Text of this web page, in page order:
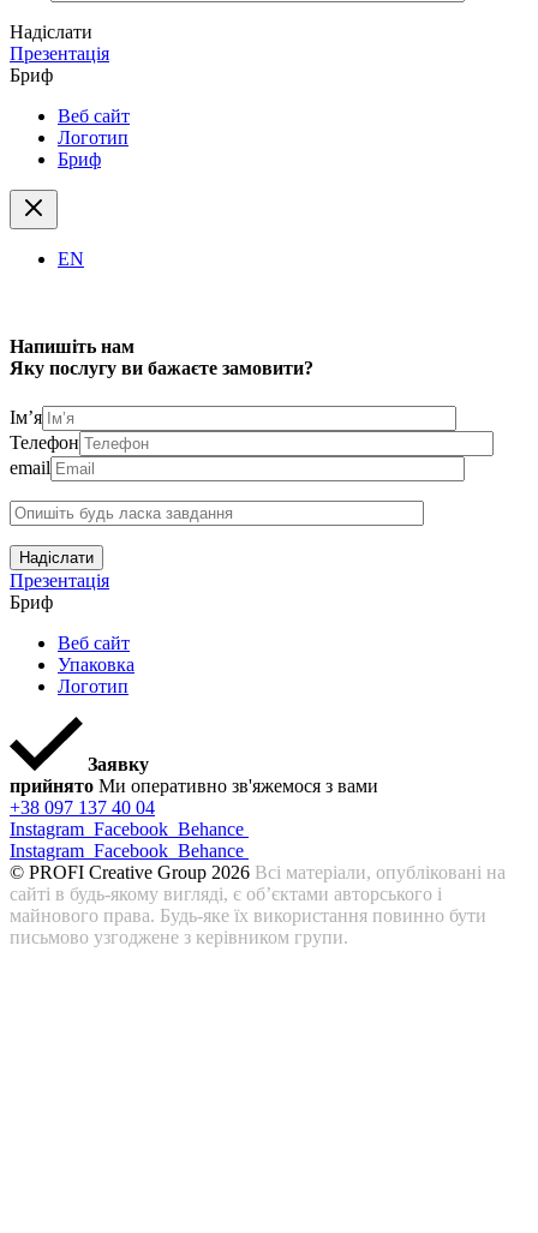
Надіслати
Презентація
Бриф
Веб сайт
Логотип
Бриф
EN
Напишіть нам
Яку послугу ви бажаєте замовити?
Ім’я
Телефон
email
Надіслати
Презентація
Бриф
Веб сайт
Упаковка
Логотип
Заявку
прийнято Ми оперативно зв'яжемося з вами
+38 097 137 40 04
Instagram Facebook Behance
Instagram Facebook Behance
© PROFI Creative Group 2026 Всі матеріали, опубліковані на
сайті в будь-якому вигляді, є об’єктами авторського і
майнового права. Будь-яке їх використання повинно бути
письмово узгоджене з керівником групи.